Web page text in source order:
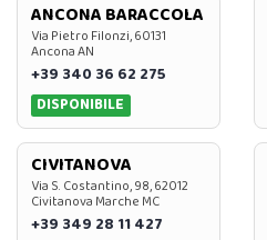
ANCONA BARACCOLA
Via Pietro Filonzi, 60131
Ancona AN
+39 340 36 62 275
DISPONIBILE
CIVITANOVA
Via S. Costantino, 98, 62012
Civitanova Marche MC
+39 349 28 11 427